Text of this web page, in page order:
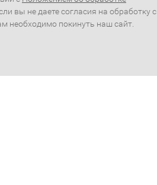
вы не даете согласия на обработку
необходимо покинуть наш сайт.